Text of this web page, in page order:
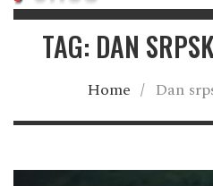
TAG: DAN
Home / Dan